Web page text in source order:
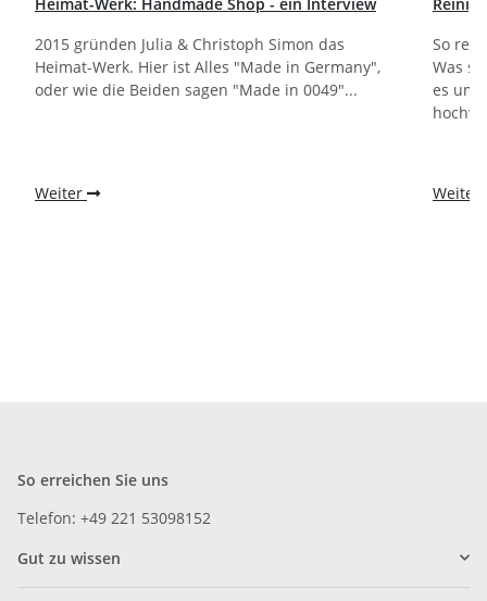
2015 gründen Julia & Christoph Simon das
Heimat-Werk. Hier ist Alles "Made in Germany",
oder wie die Beiden sagen "Made in 0049"...
Weiter
So
Was
es um
Weiter
So erreichen Sie uns
Telefon: +49 221 53098152
Gut zu wissen